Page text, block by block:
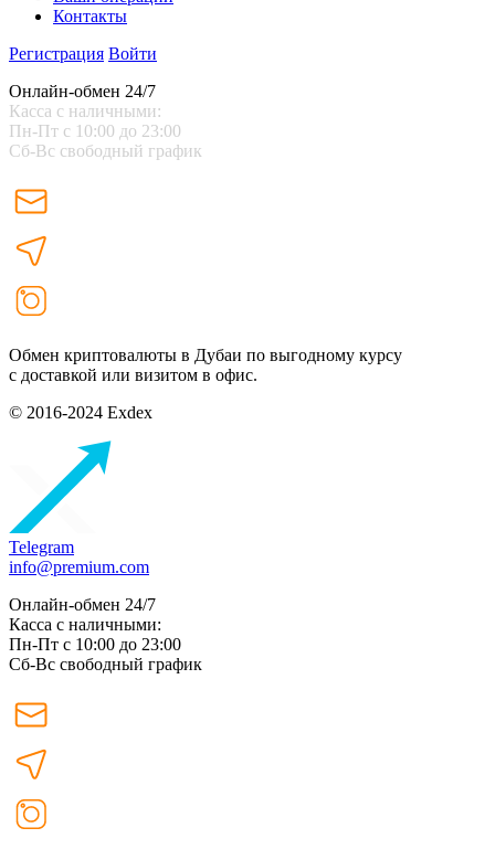
Контакты
Регистрация Войти
Онлайн-обмен 24/7
Касса с наличными:
Пн-Пт с 10:00 до 23:00
Сб-Вс свободный график
Обмен криптовалюты в Дубаи по выгодному курсу
с доставкой или визитом в офис.
© 2016-2024 Exdex
Telegram
info@premium.com
Онлайн-обмен 24/7
Касса с наличными:
Пн-Пт с 10:00 до 23:00
Сб-Вс свободный график